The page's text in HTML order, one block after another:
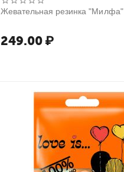
Жевательная резинка "Милфа"
249.00 ₽